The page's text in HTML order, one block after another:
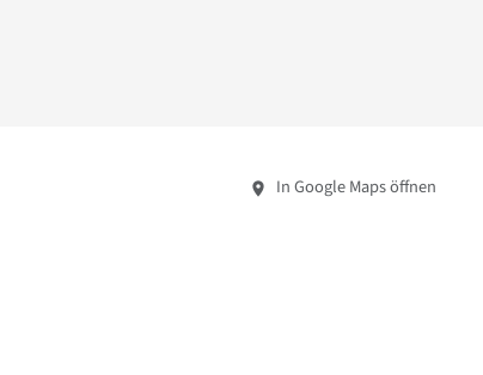
In Google Maps öffnen